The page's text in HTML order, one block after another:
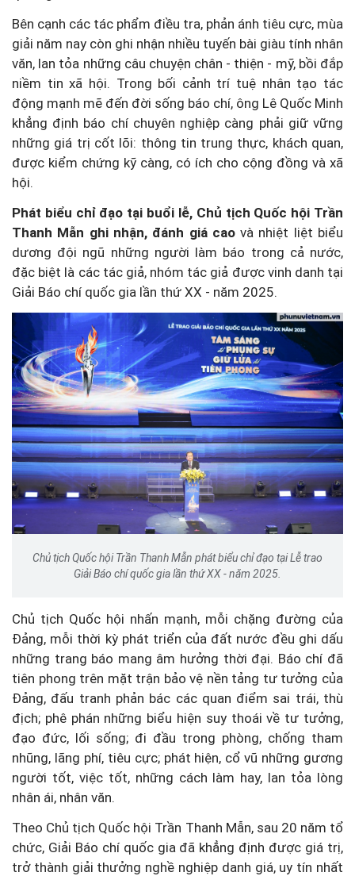
Bên cạnh các tác phẩm điều tra, phản ánh tiêu cực, mùa
giải năm nay còn ghi nhận nhiều tuyến bài giàu tính nhân
văn, lan tỏa những câu chuyện chân - thiện - mỹ, bồi đắp
niềm tin xã hội. Trong bối cảnh trí tuệ nhân tạo tác
động mạnh mẽ đến đời sống báo chí, ông Lê Quốc Minh
khẳng định báo chí chuyên nghiệp càng phải giữ vững
những giá trị cốt lõi: thông tin trung thực, khách quan,
được kiểm chứng kỹ càng, có ích cho cộng đồng và xã
hội.
Phát biểu chỉ đạo tại buổi lễ, Chủ tịch Quốc hội Trần
Thanh Mẫn ghi nhận, đánh giá caovà nhiệt liệt biểu
dương đội ngũ những người làm báo trong cả nước,
đặc biệt là các tác giả, nhóm tác giả được vinh danh tại
Giải Báo chí quốc gia lần thứ XX - năm 2025.
Chủ tịch Quốc hội Trần Thanh Mẫn phát biểu chỉ đạo tại Lễ trao
Giải Báo chí quốc gia lần thứ XX - năm 2025.
Chủ tịch Quốc hội nhấn mạnh, mỗi chặng đường của
Đảng, mỗi thời kỳ phát triển của đất nước đều ghi dấu
những trang báo mang âm hưởng thời đại. Báo chí đã
tiên phong trên mặt trận bảo vệ nền tảng tư tưởng của
Đảng, đấu tranh phản bác các quan điểm sai trái, thù
địch; phê phán những biểu hiện suy thoái về tư tưởng,
đạo đức, lối sống; đi đầu trong phòng, chống tham
nhũng, lãng phí, tiêu cực; phát hiện, cổ vũ những gương
người tốt, việc tốt, những cách làm hay, lan tỏa lòng
nhân ái, nhân văn.
Theo Chủ tịch Quốc hội Trần Thanh Mẫn, sau 20 năm tổ
chức, Giải Báo chí quốc gia đã khẳng định được giá trị,
trở thành giải thưởng nghề nghiệp danh giá, uy tín nhất